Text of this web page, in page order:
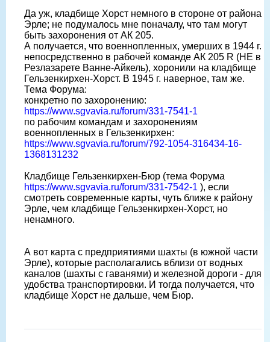
Да уж, кладбище Хорст немного в стороне от района
Эрле; не подумалось мне поначалу, что там могут
быть захоронения от АК 205.
А получается, что военнопленных, умерших в 1944 г.
непосредственно в рабочей команде АК 205 R (НЕ в
Резлазарете Ванне-Айкель), хоронили на кладбище
Гельзенкирхен-Хорст. В 1945 г. наверное, там же.
Тема Форума:
конкретно по захоронению:
https://www.sgvavia.ru/forum/331-7541-1
по рабочим командам и захоронениям
военнопленных в Гельзенкирхен:
https://www.sgvavia.ru/forum/792-1054-316434-16-
1368131232
Кладбище Гельзенкирхен-Бюр (тема Форума
https://www.sgvavia.ru/forum/331-7542-1 ), если
смотреть современные карты, чуть ближе к району
Эрле, чем кладбище Гельзенкирхен-Хорст, но
ненамного.
А вот карта с предприятиями шахты (в южной части
Эрле), которые располагались вблизи от водных
каналов (шахты с гаванями) и железной дороги - для
удобства транспортировки. И тогда получается, что
кладбище Хорст не дальше, чем Бюр.